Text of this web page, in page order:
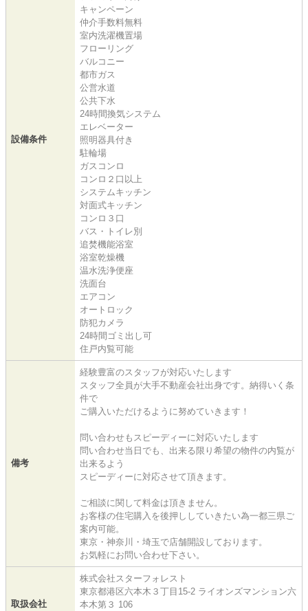
設備条件
キャンペーン
仲介手数料無料
室内洗濯機置場
フローリング
バルコニー
都市ガス
公営水道
公共下水
24時間換気システム
エレベーター
照明器具付き
駐輪場
ガスコンロ
コンロ２口以上
システムキッチン
対面式キッチン
コンロ３口
バス・トイレ別
追焚機能浴室
浴室乾燥機
温水洗浄便座
洗面台
エアコン
オートロック
防犯カメラ
24時間ゴミ出し可
住戸内覧可能
備考
経験豊富のスタッフが対応いたします
スタッフ全員が大手不動産会社出身です。納得いく条
件で
ご購入いただけるように努めていきます！
問い合わせもスピーディーに対応いたします
問い合わせ当日でも、出来る限り希望の物件の内覧が
出来るよう
スピーディーに対応させて頂きます。
ご相談に関して料金は頂きません。
お客様の住宅購入を後押ししていきたい為一都三県ご
案内可能。
東京・神奈川・埼玉で店舗開設しております。
お気軽にお問い合わせ下さい。
取扱会社
株式会社スターフォレスト
東京都港区六本木３丁目15-2 ライオンズマンション六
本木第３ 106